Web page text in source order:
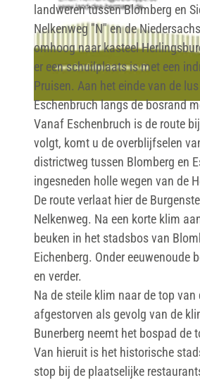
U
m
l
e
i
t
u
n
g
_
T
e
u
t
o
landweren tussen Blomberg en
Nelkenweg "N" en de
omhoog naar kasteel
er een schuilplaats is met een
Pruisen. Aan het einde van de
Eschenbruch langs de bosrand
Vanaf Eschenbruch is de route
volgt, komt u de overblijfselen
districtweg tussen Blomberg en
ingesneden holle wegen van de
De route verlaat hier de
Nelkenweg. Na een korte klim
beuken in het stadsbos van
Eichenberg. Onder eeuwenoude
en verder.
Na de steile klim naar de top
afgestorven als gevolg van de
Bunerberg neemt het bospad de
Van hieruit is het historische
stop bij de plaatselijke